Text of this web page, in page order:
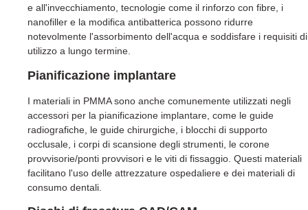
e all'invecchiamento, tecnologie come il rinforzo con fibre, i
nanofiller e la modifica antibatterica possono ridurre
notevolmente l'assorbimento dell'acqua e soddisfare i requisiti di
utilizzo a lungo termine.
Pianificazione implantare
I materiali in PMMA sono anche comunemente utilizzati negli
accessori per la pianificazione implantare, come le guide
radiografiche, le guide chirurgiche, i blocchi di supporto
occlusale, i corpi di scansione degli strumenti, le corone
provvisorie/ponti provvisori e le viti di fissaggio. Questi materiali
facilitano l'uso delle attrezzature ospedaliere e dei materiali di
consumo dentali.